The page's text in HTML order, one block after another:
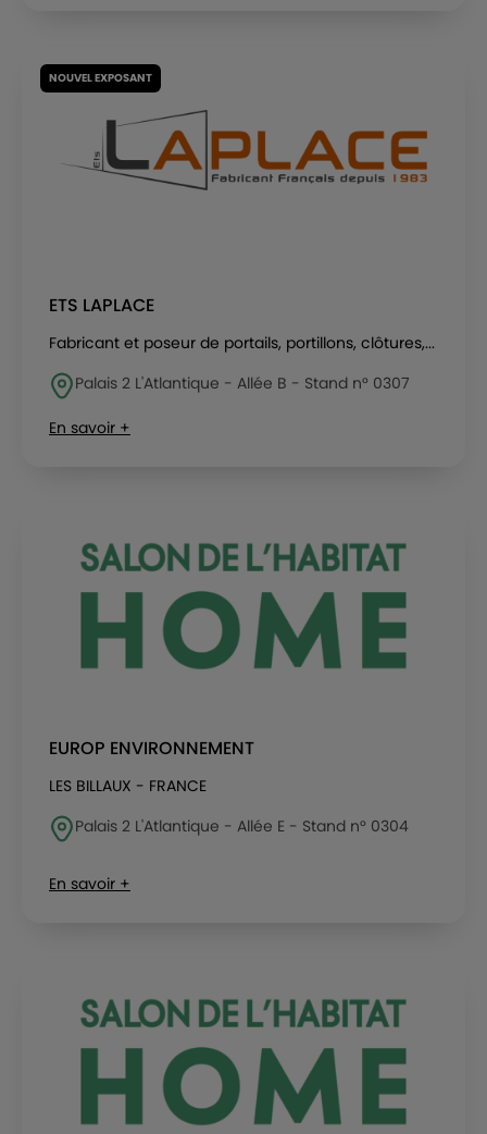
NOUVEL EXPOSANT
ETS LAPLACE
Fabricant et poseur de portails, portillons, clôtures,...
Palais 2 L'Atlantique - Allée B - Stand n° 0307
En savoir +
EUROP ENVIRONNEMENT
LES BILLAUX - FRANCE
Palais 2 L'Atlantique - Allée E - Stand n° 0304
En savoir +